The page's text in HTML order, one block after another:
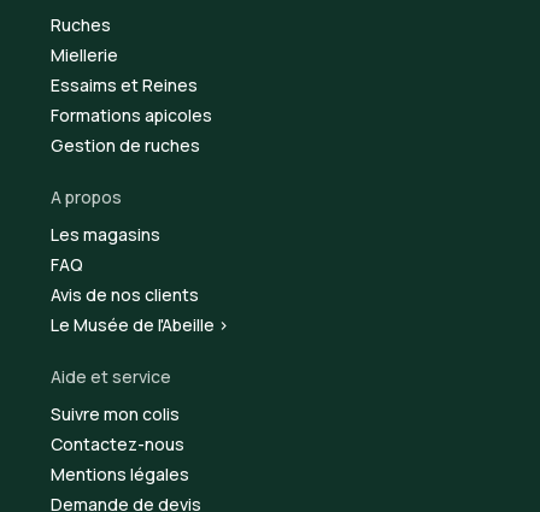
Ruches
Miellerie
Essaims et Reines
Formations apicoles
Gestion de ruches
A propos
Les magasins
FAQ
Avis de nos clients
Le Musée de l'Abeille >
Aide et service
Suivre mon colis
Contactez-nous
Mentions légales
Demande de devis